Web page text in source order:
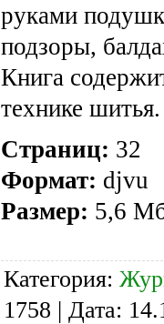
руками
подзоры,
Книга
технике шитья.
Страниц: 32
Формат: djvu
Размер: 5,6
Категория:
1758 | Дата: